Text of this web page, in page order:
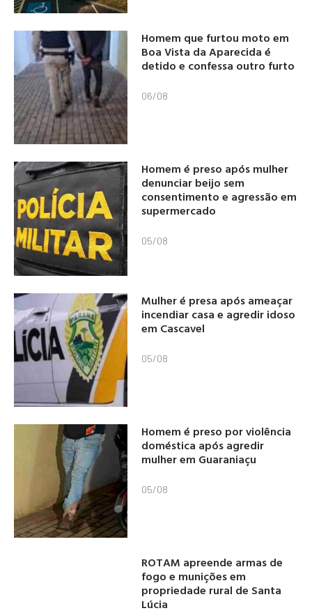
Homem que furtou moto em
Boa Vista da Aparecida é
detido e confessa outro furto
06/08
Homem é preso após mulher
denunciar beijo sem
consentimento e agressão em
supermercado
05/08
Mulher é presa após ameaçar
incendiar casa e agredir idoso
em Cascavel
05/08
Homem é preso por violência
doméstica após agredir
mulher em Guaraniaçu
05/08
ROTAM apreende armas de
fogo e munições em
propriedade rural de Santa
Lúcia